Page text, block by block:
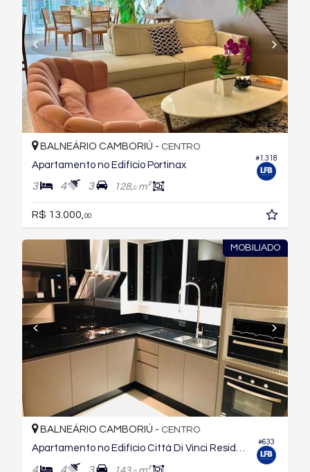
#1.318
BALNEÁRIO CAMBORIÚ - CENTRO
Apartamento no Edifício Portinax
3 4 3 128,0m²
R$ 13.000, 00
MOBILIADO
#633
BALNEÁRIO CAMBORIÚ - CENTRO
Apartamento no Edifício Cittá Di Vinci Residenze